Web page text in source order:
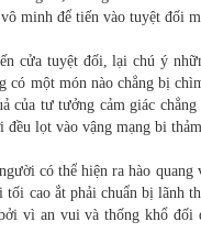
minh để tiến vào tuyệt đối
cửa tuyệt đối, lại chú ý
một món nào chẳng bị
tư tưởng cảm giác
đều lọt vào vậng mạng bi
có thể hiện ra hào quang
cao ắt phải chuẩn bị lãnh
vì an vui và thống khổ